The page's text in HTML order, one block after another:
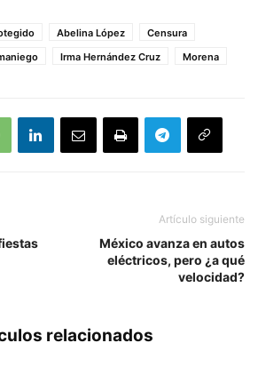
Abelina López
Censura
Irma Hernández Cruz Morena
Artículo siguiente
México avanza en autos
eléctricos, pero ¿a qué
velocidad?
relacionados